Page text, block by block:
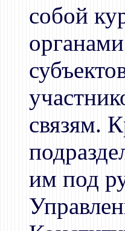
собой
связям.
им под